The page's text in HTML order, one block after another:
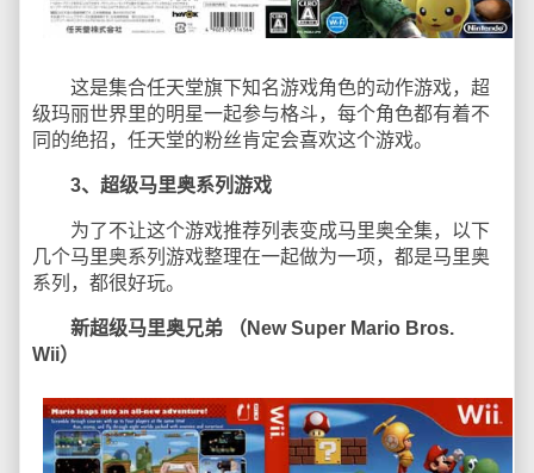
这是集合任天堂旗下知名游戏角色的动作游戏，超
级玛丽世界里的明星一起参与格斗，每个角色都有着不
同的绝招，任天堂的粉丝肯定会喜欢这个游戏。
3、超级马里奥系列游戏
为了不让这个游戏推荐列表变成马里奥全集，以下
几个马里奥系列游戏整理在一起做为一项，都是马里奥
系列，都很好玩。
新超级马里奥兄弟 （New Super Mario Bros.
Wii）